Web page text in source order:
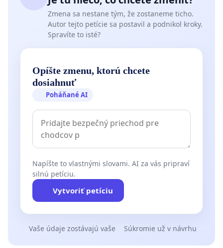
Zmena sa nestane tým, že zostaneme ticho.
Autor tejto petície sa postavil a podnikol kroky.
Spravíte to isté?
Opíšte zmenu, ktorú chcete
dosiahnuť
Poháňané AI
Napíšte to vlastnými slovami. AI za vás pripraví
silnú petíciu.
Vytvoriť petíciu
Vaše údaje zostávajú vaše Súkromie už v návrhu